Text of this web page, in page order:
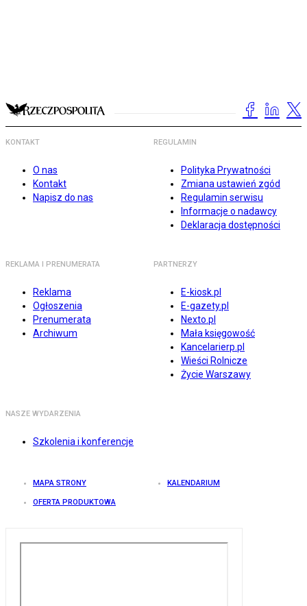
KONTAKT
O nas
Kontakt
Napisz do nas
REGULAMIN
Polityka Prywatności
Zmiana ustawień zgód
Regulamin serwisu
Informacje o nadawcy
Deklaracja dostępności
REKLAMA I PRENUMERATA
Reklama
Ogłoszenia
Prenumerata
Archiwum
PARTNERZY
E-kiosk.pl
E-gazety.pl
Nexto.pl
Mała księgowość
Kancelarierp.pl
Wieści Rolnicze
Życie Warszawy
NASZE WYDARZENIA
Szkolenia i konferencje
MAPA STRONY KALENDARIUM
OFERTA PRODUKTOWA